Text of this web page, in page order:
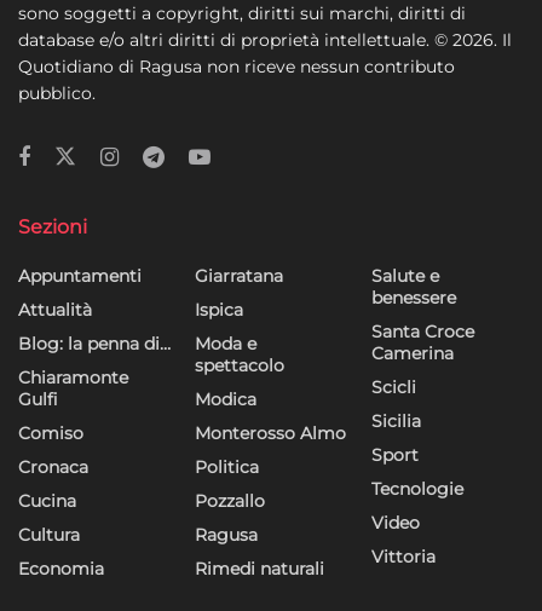
sono soggetti a copyright, diritti sui marchi, diritti di
database e/o altri diritti di proprietà intellettuale. © 2026. Il
Quotidiano di Ragusa non riceve nessun contributo
pubblico.
Sezioni
Appuntamenti
Attualità
Blog: la penna di…
Chiaramonte
Gulfi
Comiso
Cronaca
Cucina
Cultura
Economia
Giarratana
Ispica
Moda e
spettacolo
Modica
Monterosso Almo
Politica
Pozzallo
Ragusa
Rimedi naturali
Salute e
benessere
Santa Croce
Camerina
Scicli
Sicilia
Sport
Tecnologie
Video
Vittoria